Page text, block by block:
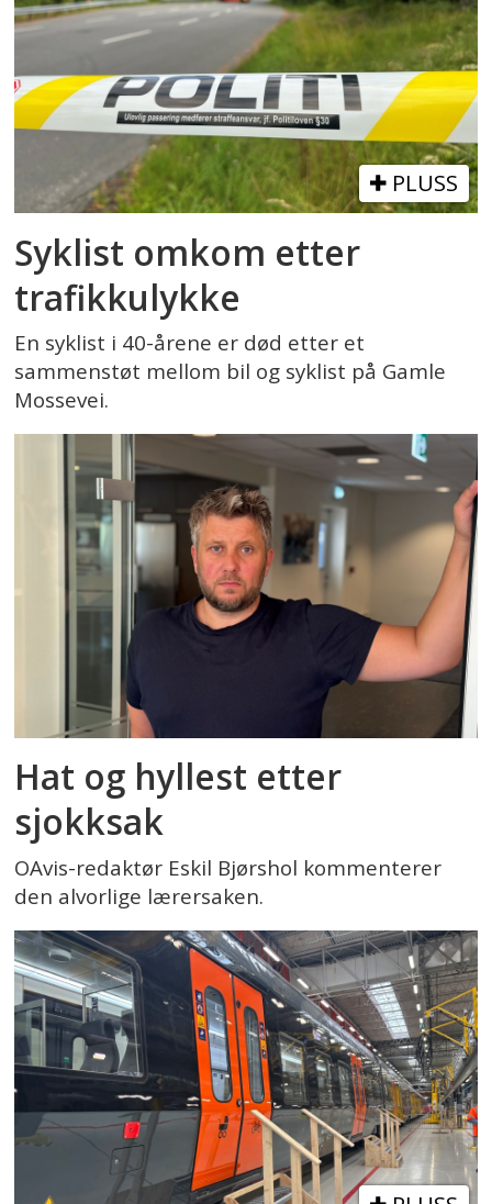
PLUSS
Syklist omkom etter
trafikkulykke
En syklist i 40-årene er død etter et
sammenstøt mellom bil og syklist på Gamle
Mossevei.
Hat og hyllest etter
sjokksak
OAvis-redaktør Eskil Bjørshol kommenterer
den alvorlige lærersaken.